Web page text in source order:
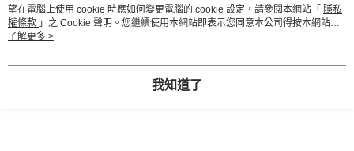
熱門標籤
望在電腦上使用 cookie 時應如何變更電腦的 cookie 設定，請參閱本網站「 隱私
權條款 」之 Cookie 聲明。您繼續使用本網站即表示您同意本公司得按本網站使
用條款之 Cookie 聲明使用 cookie。
了解更多 >
我知道了